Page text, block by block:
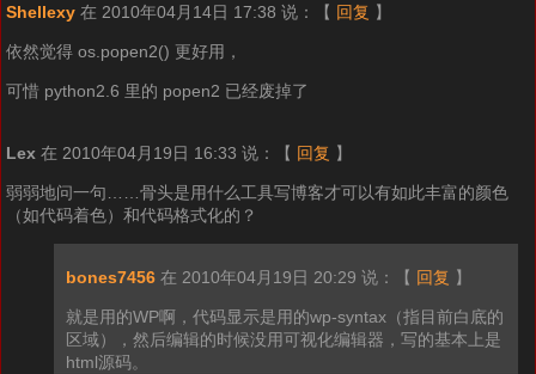
Shellexy 在 2010年04月14日 17:38 说： 【 回复 】
依然觉得 os.popen2() 更好用，
可惜 python2.6 里的 popen2 已经废掉了
Lex 在 2010年04月19日 16:33 说： 【 回复 】
弱弱地问一句……骨头是用什么工具写博客才可以有如此丰富的颜色
（如代码着色）和代码格式化的？
bones7456 在 2010年04月19日 20:29 说： 【 回复 】
就是用的WP啊，代码显示是用的wp-syntax（指目前白底的
区域），然后编辑的时候没用可视化编辑器，写的基本上是
html源码。